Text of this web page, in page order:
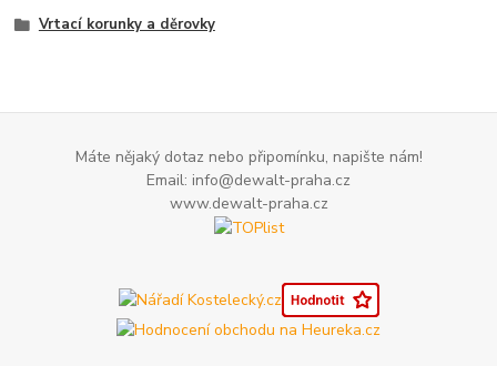
Vrtací korunky a děrovky
Máte nějaký dotaz nebo připomínku, napište nám!
Email: info@dewalt-praha.cz
www.dewalt-praha.cz